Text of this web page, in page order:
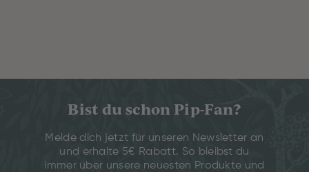
Bist du schon Pip-Fan?
Melde dich jetzt für unseren Newsletter an
und erhalte 5€ Rabatt. So bleibst du
immer über unsere neuesten Produkte und